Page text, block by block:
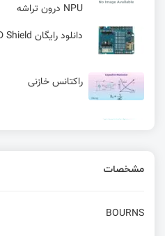
NPU درون تراشه
دانلود رایگان Arduino Wireless SD Shield
راکتانس خازنی
مسابقه هفتم: تا
مشخصات
BOURNS